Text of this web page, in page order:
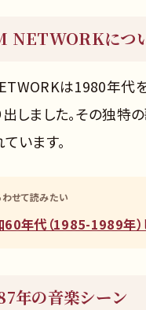
NETWORKにつ
は1980年代を
出しました。その独特
います。
せて読みたい
60年代（1985-1989年）
年の音楽シーン